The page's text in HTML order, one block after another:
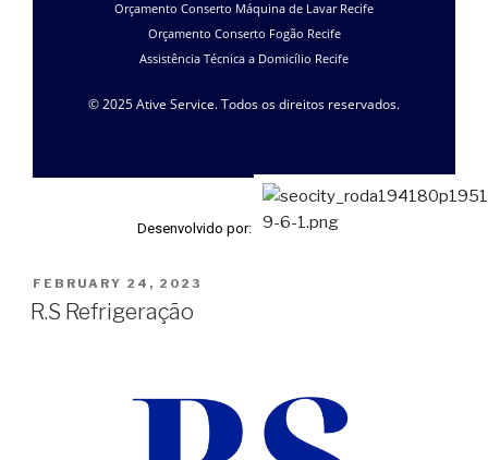
Orçamento Conserto Máquina de Lavar Recife
Orçamento Conserto Fogão Recife
Assistência Técnica a Domicílio Recife
© 2025 Ative Service. Todos os direitos reservados.
Desenvolvido por:
FEBRUARY 24, 2023
R.S Refrigeração